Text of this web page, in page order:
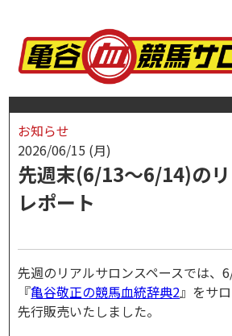
お知らせ
2026/06/15 (月)
先週末(6/13～6/14)の
レポート
先週のリアルサロンスペースでは、
『亀谷敬正の競馬血統辞典2』をサ
先行販売いたしました。